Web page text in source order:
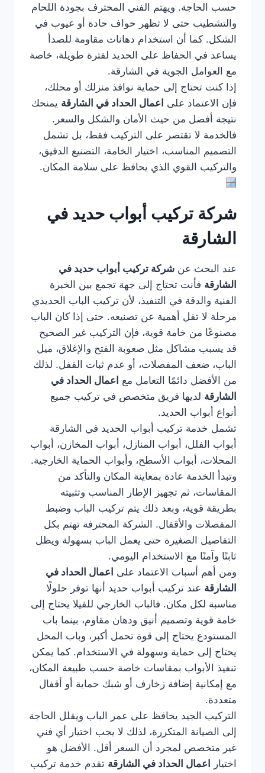
حسب الحاجة. ويهتم الفني المحترف بجودة اللحام
والتشطيب حتى لا تظهر حواف حادة أو عيوب في
الشكل. كما أن استخدام دهانات مقاومة للصدأ
يساعد في الحفاظ على الحديد لفترة طويلة، خاصة
مع العوامل الجوية في الشارقة.
إذا كنت تحتاج إلى حماية نوافذ منزلك أو محلك،
فإن الاعتماد على اعمال الحداد في الشارقة يمنحك
نتيجة أفضل من حيث الأمان والشكل والسعر.
فالخدمة لا تقتصر على التركيب فقط، بل تشمل
التصميم المناسب، اختيار الخامة، التصنيع الدقيق،
والتركيب القوي الذي يحافظ على سلامة المكان.
شركة تركيب أبواب حديد في
الشارقة
عند البحث عن شركة تركيب أبواب حديد في
الشارقة فأنت تحتاج إلى جهة تجمع بين الخبرة
الفنية والدقة في التنفيذ، لأن تركيب الباب الحديدي
مرحلة لا تقل أهمية عن تصنيعه. حتى إذا كان الباب
مصنوعًا من خامة قوية، فإن التركيب غير الصحيح
قد يسبب مشاكل مثل صعوبة الفتح والإغلاق، ميل
الباب، ضعف المفصلات، أو عدم ثبات القفل. لذلك
من الأفضل دائمًا التعامل مع اعمال الحداد في
الشارقة لديها فريق متخصص في تركيب جميع
أنواع أبواب الحديد.
تشمل خدمة تركيب أبواب الحديد في الشارقة
أبواب الفلل، أبواب المنازل، أبواب المخازن، أبواب
المحلات، أبواب الأسطح، وأبواب الحماية الخارجية.
وتبدأ الخدمة عادة بمعاينة المكان والتأكد من
المقاسات، ثم تجهيز الإطار المناسب وتثبيته
بطريقة قوية، وبعد ذلك يتم تركيب الباب وضبط
المفصلات والأقفال. الشركة المحترفة تهتم بكل
التفاصيل الصغيرة حتى يعمل الباب بسهولة ويظل
ثابتًا وآمنًا مع الاستخدام اليومي.
ومن أهم أسباب الاعتماد على اعمال الحداد في
الشارقة عند تركيب أبواب حديد أنها توفر حلولًا
مناسبة لكل مكان. فالباب الخارجي للفيلا يحتاج إلى
خامة قوية وتصميم أنيق ودهان مقاوم، بينما باب
المستودع يحتاج إلى قوة تحمل أكبر، وباب المحل
يحتاج إلى حماية وسهولة في الاستخدام. كما يمكن
تنفيذ الأبواب بمقاسات خاصة حسب طبيعة المكان،
مع إمكانية إضافة زخارف أو شبك حماية أو أقفال
متعددة.
التركيب الجيد يحافظ على عمر الباب ويقلل الحاجة
إلى الصيانة المتكررة، لذلك لا يجب اختيار أي فني
غير متخصص لمجرد أن السعر أقل. الأفضل هو
اختيار
اعمال الحداد في الشارقة تقدم خدمة تركيب